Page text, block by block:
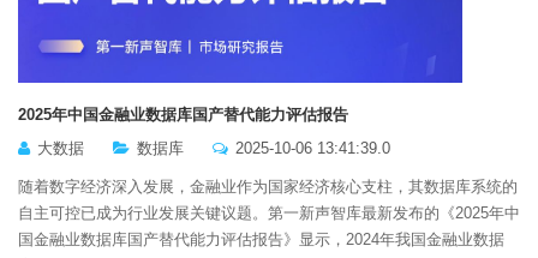
2025年中国金融业数据库国产替代能力评估报告
大数据
数据库 2025-10-06 13:41:39.0
随着数字经济深入发展，金融业作为国家经济核心支柱，其数据库系统的
自主可控已成为行业发展关键议题。第一新声智库最新发布的《2025年中
国金融业数据库国产替代能力评估报告》显示，2024年我国金融业数据